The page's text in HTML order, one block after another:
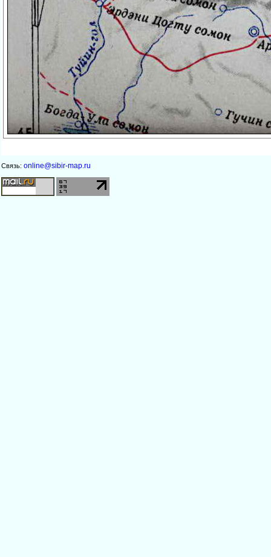
Связь: online@sibir-map.ru